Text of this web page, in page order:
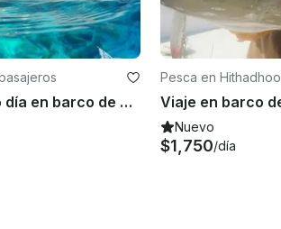
Excursión de medio día en barco de 6 horas para pescar y hacer turismo en la ciudad de Addu, Maldivas
Pesca en Hithadhoo
Nuevo
$1,750/día